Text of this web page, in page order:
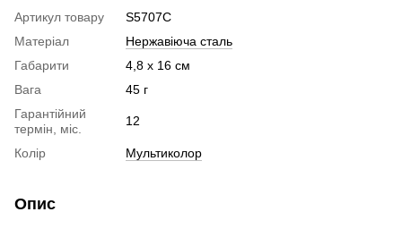
Артикул товару
S5707C
Матеріал
Нержавіюча сталь
Габарити
4,8 х 16 см
Вага
45 г
Гарантійний
термін, міс.
12
Колір Мультиколор
Опис